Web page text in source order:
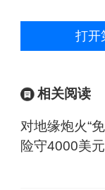
随着冲突
持续做出
报复性反弹
定性，投
纷纷抛售
避险资产
打开
相关阅读
对地缘炮火“
险守4000美